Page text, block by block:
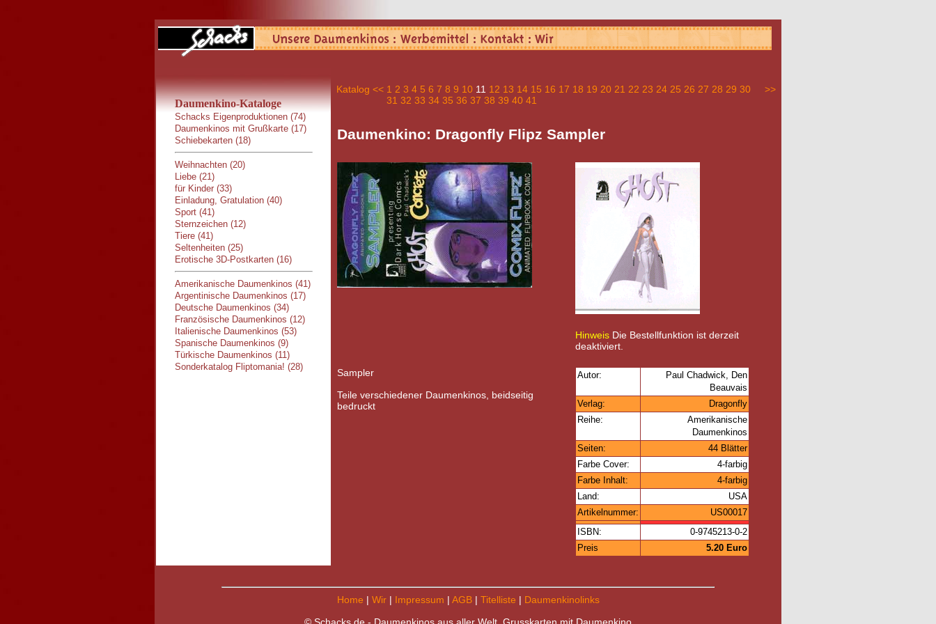
Daumenkino-Kataloge
Schacks Eigenproduktionen (74)
Daumenkinos mit Grußkarte (17)
Schiebekarten (18)
Weihnachten (20)
Liebe (21)
für Kinder (33)
Einladung, Gratulation (40)
Sport (41)
Sternzeichen (12)
Tiere (41)
Seltenheiten (25)
Erotische 3D-Postkarten (16)
Amerikanische Daumenkinos (41)
Argentinische Daumenkinos (17)
Deutsche Daumenkinos (34)
Französische Daumenkinos (12)
Italienische Daumenkinos (53)
Spanische Daumenkinos (9)
Türkische Daumenkinos (11)
Sonderkatalog Fliptomania! (28)
Katalog << 1 2 3 4 5 6 7 8 9 10 11 12 13 14 15 16 17 18 19 20 21 22 23 24 25 26 27 28 29 30
31 32 33 34 35 36 37 38 39 40 41
>>
Daumenkino: Dragonfly Flipz Sampler
Hinweis Die Bestellfunktion ist derzeit
deaktiviert.
Sampler
Teile verschiedener Daumenkinos, beidseitig
bedruckt
Autor:
Paul Chadwick, Den
Beauvais
Verlag:
Dragonfly
Reihe:
Amerikanische
Daumenkinos
Seiten:
44 Blätter
Farbe Cover:
4-farbig
Farbe Inhalt:
4-farbig
Land:
USA
Artikelnummer:
US00017
ISBN:
0-9745213-0-2
Preis
5.20 Euro
Home | Wir| Impressum | AGB| Titelliste | Daumenkinolinks